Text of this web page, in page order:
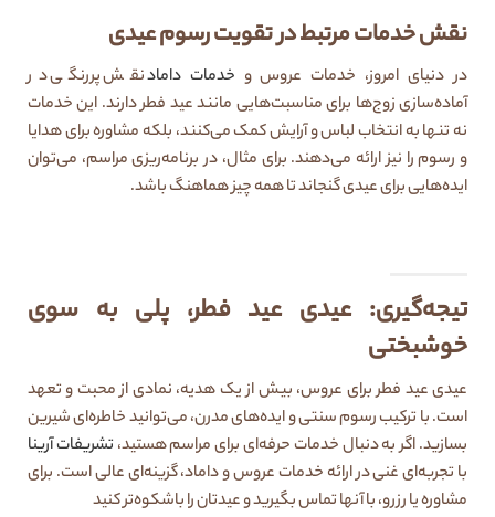
نقش خدمات مرتبط در تقویت رسوم عیدی
در دنیای امروز، خدمات عروس و خدمات دامادنقش پررنگی در
آماده‌سازی زوج‌ها برای مناسبت‌هایی مانند عید فطر دارند. این خدمات
نه تنها به انتخاب لباس و آرایش کمک می‌کنند، بلکه مشاوره برای هدایا
و رسوم را نیز ارائه می‌دهند. برای مثال، در برنامه‌ریزی مراسم، می‌توان
ایده‌هایی برای عیدی گنجاند تا همه چیز هماهنگ باشد.
تیجه‌گیری: عیدی عید فطر، پلی به سوی
خوشبختی
عیدی عید فطر برای عروس، بیش از یک هدیه، نمادی از محبت و تعهد
است. با ترکیب رسوم سنتی و ایده‌های مدرن، می‌توانید خاطره‌ای شیرین
بسازید. اگر به دنبال خدمات حرفه‌ای برای مراسم هستید، تشریفات آرینا
با تجربه‌ای غنی در ارائه خدمات عروس و داماد، گزینه‌ای عالی است. برای
مشاوره یا رزرو، با آنها تماس بگیرید و عیدتان را باشکوه‌تر کنید